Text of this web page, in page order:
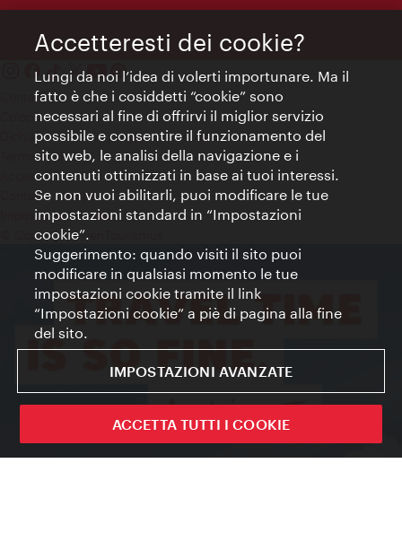
Contatti
Colophon
Dichiarazione sulla protezione dei dati
Terms of Use
Accessibilità
Contatto stampa
Impostazioni cookie
© Copyright WienTourismus
Accetteresti dei cookie?
Lungi da noi l’idea di volerti importunare. Ma il
fatto è che i cosiddetti “cookie” sono
necessari al fine di offrirvi il miglior servizio
possibile e consentire il funzionamento del
sito web, le analisi della navigazione e i
contenuti ottimizzati in base ai tuoi interessi.
Se non vuoi abilitarli, puoi modificare le tue
impostazioni standard in “Impostazioni
cookie”.
Suggerimento: quando visiti il sito puoi
modificare in qualsiasi momento le tue
impostazioni cookie tramite il link
“Impostazioni cookie” a piè di pagina alla fine
del sito.
IMPOSTAZIONI AVANZATE
ACCETTA TUTTI I COOKIE